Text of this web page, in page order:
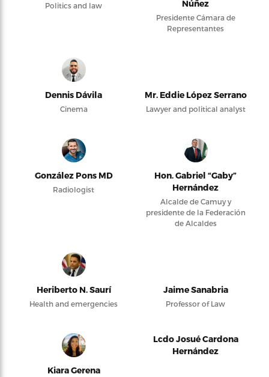
Politics and law
Núñez
Presidente Cámara de
Representantes
Dennis Dávila
Cinema
Mr. Eddie López Serrano
Lawyer and political analyst
González Pons MD
Radiologist
Hon. Gabriel “Gaby”
Hernández
Alcalde de Camuy y
presidente de la Federación
de Alcaldes
Heriberto N. Saurí
Health and emergencies
Jaime Sanabria
Professor of Law
Kiara Gerena
Lcdo Josué Cardona
Hernández